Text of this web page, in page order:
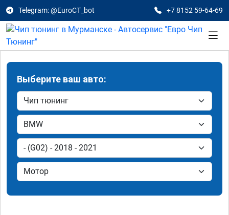
Telegram: @EuroCT_bot +7 8152 59-64-69
Выберите ваш авто: